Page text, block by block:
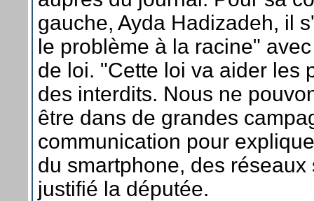
gauche, Ayda Hadizadeh, il
le problème à la racine"
de loi. "Cette loi va aider les
des interdits. Nous ne
être dans de grandes
communication pour
du smartphone, des réseaux
justifié la députée.